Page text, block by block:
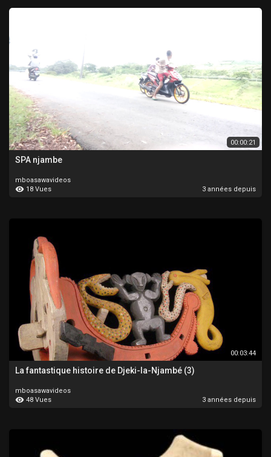
00:00:21
SPA njambe
mboasawavideos
18 Vues
3 années depuis
00:03:44
La fantastique histoire de Djeki-la-Njambé (3)
mboasawavideos
48 Vues
3 années depuis